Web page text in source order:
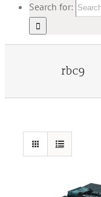
Search for:
rbc9